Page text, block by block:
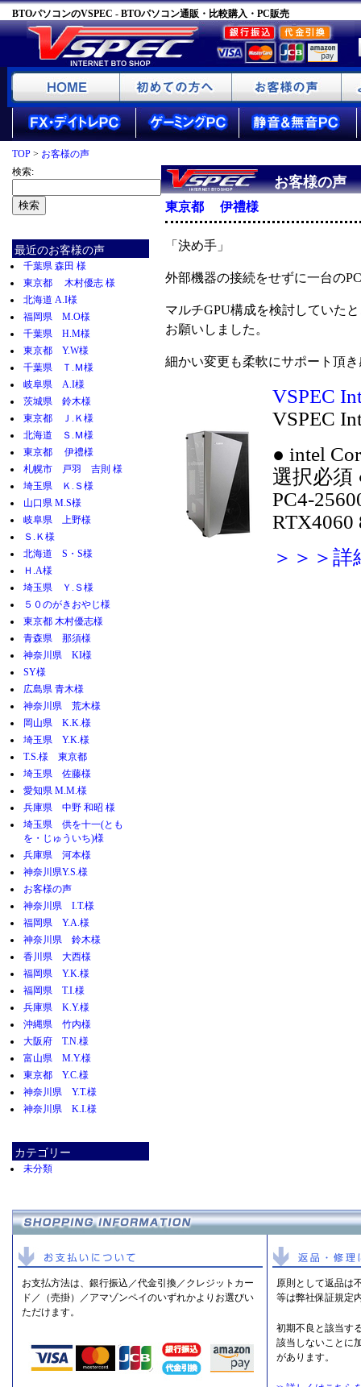
BTOパソコンのVSPEC - BTOパソコン通販・比較購入・PC販売
TOP > お客様の声
検索:
最近のお客様の声
千葉県 森田 様
東京都 木村優志 様
北海道 A.I様
福岡県 M.O様
千葉県 H.M様
東京都 Y.W様
千葉県 Ｔ.Ｍ様
岐阜県 A.I様
茨城県 鈴木様
東京都 Ｊ.Ｋ様
北海道 Ｓ.Ｍ様
東京都 伊禮様
札幌市 戸羽 吉則 様
埼玉県 Ｋ.Ｓ様
山口県 M.S様
岐阜県 上野様
Ｓ.Ｋ様
北海道 S・S様
Ｈ.A様
埼玉県 Ｙ.Ｓ様
５０のがきおやじ様
東京都 木村優志様
青森県 那須様
神奈川県 KI様
SY様
広島県 青木様
神奈川県 荒木様
岡山県 K.K.様
埼玉県 Y.K.様
T.S.様 東京都
埼玉県 佐藤様
愛知県 M.M.様
兵庫県 中野 和昭 様
埼玉県 供を十一(とも
を・じゅういち)様
兵庫県 河本様
神奈川県Y.S.様
お客様の声
神奈川県 I.T.様
福岡県 Y.A.様
神奈川県 鈴木様
香川県 大西様
福岡県 Y.K.様
福岡県 T.I.様
兵庫県 K.Y.様
沖縄県 竹内様
大阪府 T.N.様
富山県 M.Y.様
東京都 Y.C.様
神奈川県 Y.T.様
神奈川県 K.I.様
カテゴリー
未分類
お客様の声
東京都 伊禮様
「決め手」
外部機器の接続をせずに一台の
マルチGPU構成を検討していた
​お願いしました。
細かい変更も柔軟にサポート頂
VSPEC
VSPEC
● intel
選択必須
PC4-
＞＞＞
お支払方法は、銀行振込／代金引換／クレジットカー
ド／（売掛）／アマゾンペイのいずれかよりお選びい
ただけます。
原則として返品は
等は弊社保証規定
初期不良と該当す
該当しないことに
があります。